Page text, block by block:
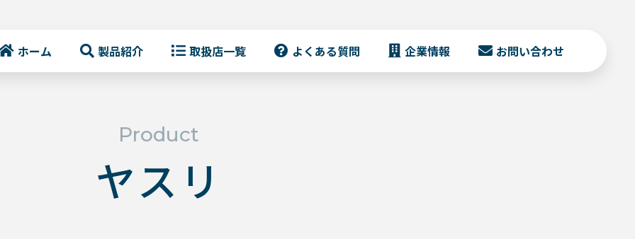
ホーム 製品紹介 取扱店一覧 よくある質問 企業情報 お問い合わせ
Product
ヤスリ